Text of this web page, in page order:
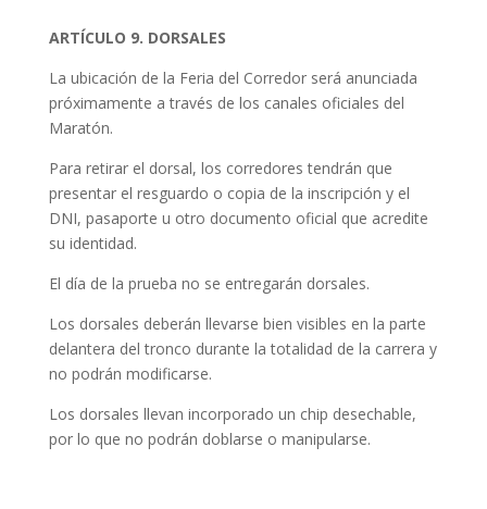
ARTÍCULO 9. DORSALES
La ubicación de la Feria del Corredor será anunciada
próximamente a través de los canales oficiales del
Maratón.
Para retirar el dorsal, los corredores tendrán que
presentar el resguardo o copia de la inscripción y el
DNI, pasaporte u otro documento oficial que acredite
su identidad.
El día de la prueba no se entregarán dorsales.
Los dorsales deberán llevarse bien visibles en la parte
delantera del tronco durante la totalidad de la carrera y
no podrán modificarse.
Los dorsales llevan incorporado un chip desechable,
por lo que no podrán doblarse o manipularse.